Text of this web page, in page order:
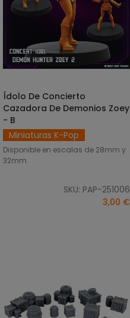
SELECCIONAR OPCIONES
Ídolo De Concierto
Cazadora De Demonios Zoey
- B
Miniaturas K-Pop
Disponible en escalas de 28mm y
32mm.
SKU: PAP-251006
3,00 €